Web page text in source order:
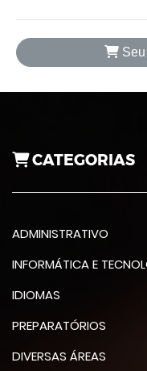
Seu
CATEGORIAS
ADMINISTRATIVO
INFORMÁTICA E
IDIOMAS
PREPARATÓRIOS
DIVERSAS ÁREAS